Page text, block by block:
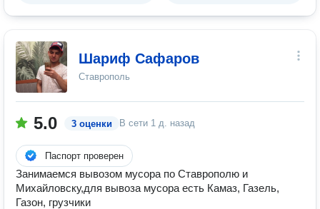
Шариф Сафаров
Ставрополь
5.0 3 оценки В сети 1 д. назад
Паспорт проверен
Занимаемся вывозом мусора по Ставрополю и
Михайловску,для вывоза мусора есть Камаз, Газель,
Газон, грузчики